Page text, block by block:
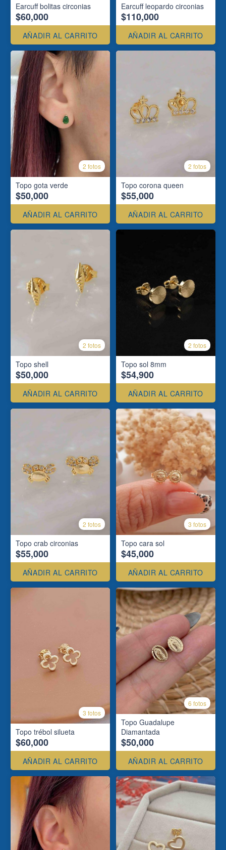
Earcuff bolitas circonias
$60,000
AÑADIR AL CARRITO
Earcuff leopardo circonias
$110,000
AÑADIR AL CARRITO
2 fotos
Topo gota verde
$50,000
AÑADIR AL CARRITO
2 fotos
Topo corona queen
$55,000
AÑADIR AL CARRITO
2 fotos
Topo shell
$50,000
AÑADIR AL CARRITO
2 fotos
Topo sol 8mm
$54,900
AÑADIR AL CARRITO
2 fotos
Topo crab circonias
$55,000
AÑADIR AL CARRITO
3 fotos
Topo cara sol
$45,000
AÑADIR AL CARRITO
3 fotos
Topo trébol silueta
$60,000
AÑADIR AL CARRITO
6 fotos
Topo Guadalupe
Diamantada
$50,000
AÑADIR AL CARRITO